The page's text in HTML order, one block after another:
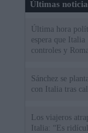
Últimas
Última hora
espera que
controles y
Sánchez se
con Italia tras
Los viajeros
Italia: “Es